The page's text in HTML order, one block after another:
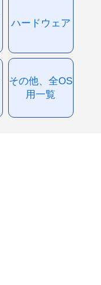
ハードウェア
その他、全OS
用一覧